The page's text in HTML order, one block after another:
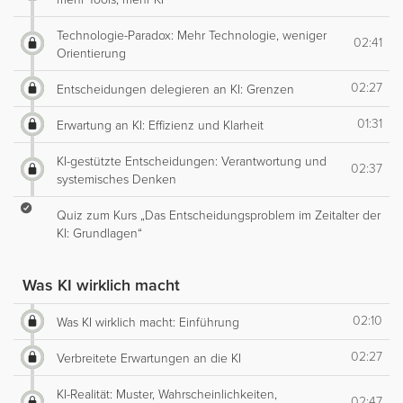
Technologie-Paradox: Mehr Technologie, weniger
Orientierung
02:41
Entscheidungen delegieren an KI: Grenzen 02:27
Erwartung an KI: Effizienz und Klarheit 01:31
KI-gestützte Entscheidungen: Verantwortung und
systemisches Denken
02:37
Quiz zum Kurs „Das Entscheidungsproblem im Zeitalter der
KI: Grundlagen“
Was KI wirklich macht
Was KI wirklich macht: Einführung 02:10
Verbreitete Erwartungen an die KI 02:27
KI-Realität: Muster, Wahrscheinlichkeiten,